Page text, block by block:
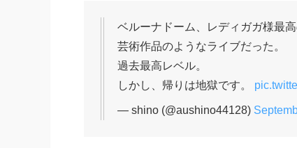
ベルーナドーム、レディガガ様最高
芸術作品のようなライブだった。
過去最高レベル。
しかし、帰りは地獄です。
— shino (@aushino44128)